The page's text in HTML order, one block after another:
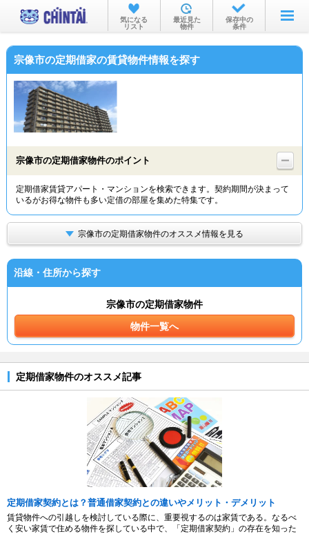
お部屋を探す
沿線・駅から
物件特集から
TOP
気になる
リスト
最近見た
物件
保存中の
条件
宗像市の定期借家の賃貸物件情報を探す
宗像市の定期借家物件のポイント
定期借家賃貸アパート・マンションを検索できます。契約期間が決まって
いるがお得な物件も多い定借の部屋を集めた特集です。
宗像市の定期借家物件のオススメ情報を見る
沿線・住所から探す
宗像市の定期借家物件
物件一覧へ
定期借家物件のオススメ記事
定期借家契約とは？普通借家契約との違いやメリット・デメリット
賃貸物件への引越しを検討している際に、重要視するのは家賃である。なるべ
く安い家賃で住める物件を探している中で、「定期借家契約」の存在を知った